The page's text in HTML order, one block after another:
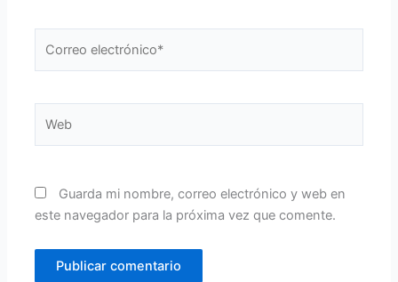
Guarda mi nombre, correo electrónico y web en
este navegador para la próxima vez que comente.